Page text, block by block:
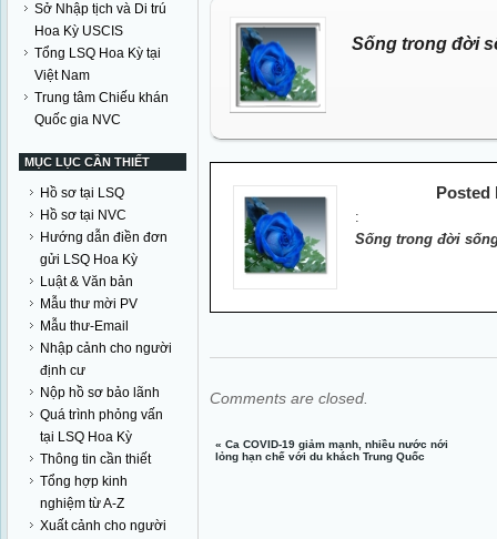
Sở Nhập tịch và Di trú
Hoa Kỳ USCIS
Tổng LSQ Hoa Kỳ tại
Việt Nam
Trung tâm Chiếu khán
Quốc gia NVC
MỤC LỤC CẦN THIẾT
Hồ sơ tại LSQ
Hồ sơ tại NVC
Hướng dẫn điền đơn
gửi LSQ Hoa Kỳ
Luật & Văn bản
Mẫu thư mời PV
Mẫu thư-Email
Nhập cảnh cho người
định cư
Nộp hồ sơ bảo lãnh
Quá trình phỏng vấn
tại LSQ Hoa Kỳ
Thông tin cần thiết
Tổng hợp kinh
nghiệm từ A-Z
Xuất cảnh cho người
Sống trong đời
Posted
:
Sống trong đời
Comments are closed.
«Ca COVID-19 giảm mạnh, nhiều nước nới
lỏng hạn chế với du khách Trung Quốc